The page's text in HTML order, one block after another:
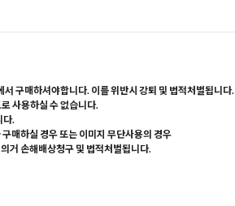
구매하셔야합니다. 이를 위반시 강퇴 및 법적처벌됩니다.
사용하실 수 없습니다.
다.
매하실 경우 또는 이미지 무단사용의 경우
거 손해배상청구 및 법적처벌됩니다.